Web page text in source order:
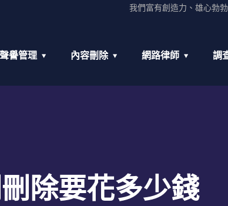
我們富有創造力、雄心勃
聲譽管理 內容刪除 網路律師 調
除要花多少錢